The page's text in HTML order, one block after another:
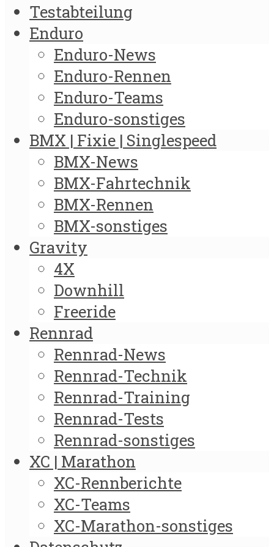
Testabteilung
Enduro
Enduro-News
Enduro-Rennen
Enduro-Teams
Enduro-sonstiges
BMX | Fixie | Singlespeed
BMX-News
BMX-Fahrtechnik
BMX-Rennen
BMX-sonstiges
Gravity
4X
Downhill
Freeride
Rennrad
Rennrad-News
Rennrad-Technik
Rennrad-Training
Rennrad-Tests
Rennrad-sonstiges
XC | Marathon
XC-Rennberichte
XC-Teams
XC-Marathon-sonstiges